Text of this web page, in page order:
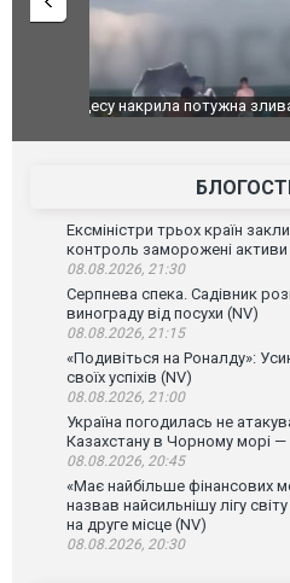
Вже вивели на тести:
Ексміністри трьох країн
контроль заморожені активи
08.08.2026, 21:30
Серпнева спека. Садівник
винограду від посухи (NV)
08.08.2026, 21:15
«Подивіться на Роналду»:
своїх успіхів (NV)
08.08.2026, 21:00
Україна погодилась не
Казахстану в Чорному морі
08.08.2026, 20:45
«Має найбільше фінансових
назвав найсильнішу лігу
на друге місце (NV)
08.08.2026, 20:30